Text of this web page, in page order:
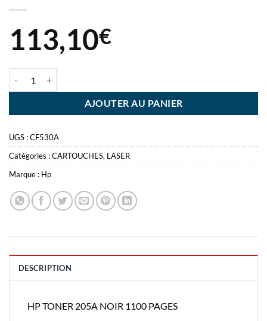
113,10€
AJOUTER AU PANIER
UGS :CF530A
Catégories :CARTOUCHES, LASER
Marque : Hp
DESCRIPTION
HP TONER 205A NOIR 1100 PAGES